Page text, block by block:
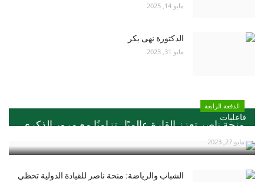
مايو 14, 2025
الدكتورة نهى بكر
مايو 31, 2023
فاعليات
الدفعة الرابعة
منحة ناصر تعزز القارة عالميًا ..تزامنًا مع مرور الذكري...
مايو 27, 2023
الشباب والرياضة: منحة ناصر للقيادة الدولية تحظي